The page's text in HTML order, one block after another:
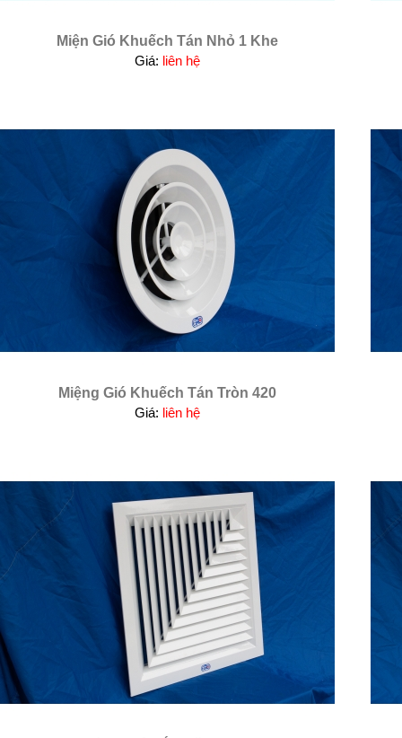
Miện Gió Khuếch Tán Nhỏ 1 Khe
Giá: liên hệ
Miệng Gió Khuếch Tán Tròn 420
Giá: liên hệ